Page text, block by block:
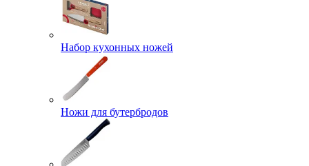
Набор кухонных ножей
Ножи для бутербродов